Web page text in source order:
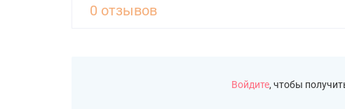
0 отзывов
Войдите, чтобы